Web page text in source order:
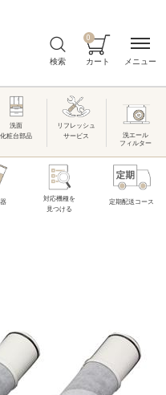
検索 カート
0
洗面
化粧台部品
リフレッシュ
サービス
洗エール
フィルター
対応機種を
見つける
定期配送コース
メニュー